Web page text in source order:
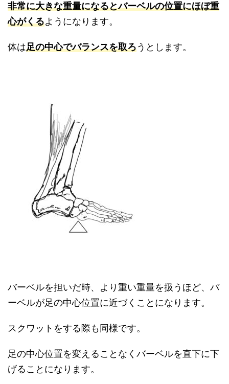
非常に大きな重量になるとバーベルの位置にほぼ重
心がくるようになります。
体は足の中心でバランスを取ろうとします。
バーベルを担いだ時、より重い重量を扱うほど、バ
ーベルが足の中心位置に近づくことになります。
スクワットをする際も同様です。
足の中心位置を変えることなくバーベルを直下に下
げることになります。